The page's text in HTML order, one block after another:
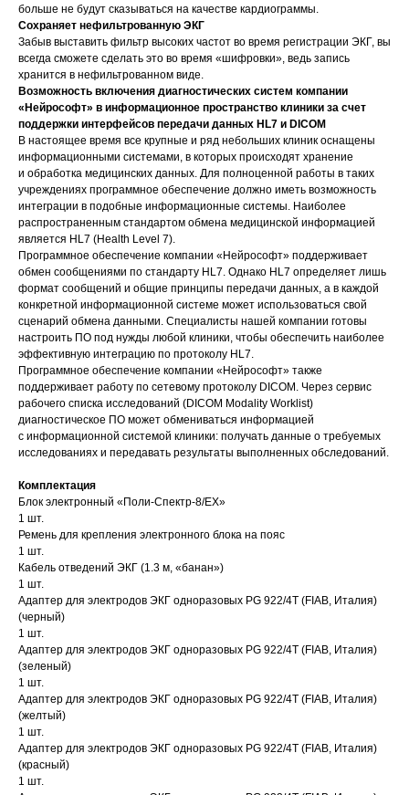
больше не будут сказываться на качестве кардиограммы.
Сохраняет нефильтрованную ЭКГ
Забыв выставить фильтр высоких частот во время регистрации ЭКГ, вы
всегда сможете сделать это во время «шифровки», ведь запиcь
хранится в нефильтрованном виде.
Возможность включения диагностических систем компании
«Нейрософт» в информационное пространство клиники за счет
поддержки интерфейсов передачи данных HL7 и DICOM
В настоящее время все крупные и ряд небольших клиник оснащены
информационными системами, в которых происходят хранение
и обработка медицинских данных. Для полноценной работы в таких
учреждениях программное обеспечение должно иметь возможность
интеграции в подобные информационные системы. Наиболее
распространенным стандартом обмена медицинской информацией
является HL7 (Health Level 7).
Программное обеспечение компании «Нейрософт» поддерживает
обмен сообщениями по стандарту HL7. Однако HL7 определяет лишь
формат сообщений и общие принципы передачи данных, а в каждой
конкретной информационной системе может использоваться свой
сценарий обмена данными. Специалисты нашей компании готовы
настроить ПО под нужды любой клиники, чтобы обеспечить наиболее
эффективную интеграцию по протоколу HL7.
Программное обеспечение компании «Нейрософт» также
поддерживает работу по сетевому протоколу DICOM. Через сервис
рабочего списка исследований (DICOM Modality Worklist)
диагностическое ПО может обмениваться информацией
с информационной системой клиники: получать данные о требуемых
исследованиях и передавать результаты выполненных обследований.
Комплектация
Блок электронный «Поли-Спектр-8/ЕХ»
1 шт.
Ремень для крепления электронного блока на пояс
1 шт.
Кабель отведений ЭКГ (1.3 м, «банан»)
1 шт.
Адаптер для электродов ЭКГ одноразовых PG 922/4T (FIAB, Италия)
(черный)
1 шт.
Адаптер для электродов ЭКГ одноразовых PG 922/4T (FIAB, Италия)
(зеленый)
1 шт.
Адаптер для электродов ЭКГ одноразовых PG 922/4T (FIAB, Италия)
(желтый)
1 шт.
Адаптер для электродов ЭКГ одноразовых PG 922/4T (FIAB, Италия)
(красный)
1 шт.